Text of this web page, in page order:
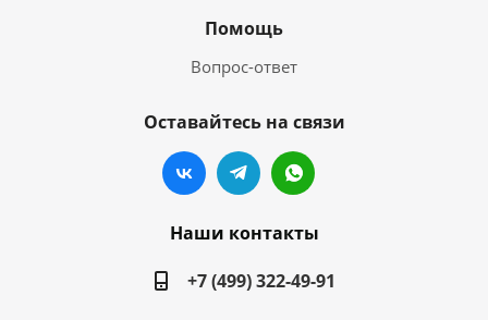
Помощь
Вопрос-ответ
Оставайтесь на связи
Наши контакты
+7 (499) 322-49-91